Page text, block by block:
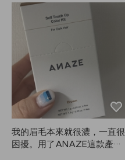
有這款定型噴霧才撐住。因為
是定型噴霧，多少會有點黏，
所以建議大家盡量遠距離噴！
遠距離噴的話幾乎看不出來，
效果也很好。味道也很讚，我
真的超滿意。用過軟款之後，
強烈推薦重要活動或表演時用
硬款！其他定型噴霧也用過不
少，但不論是定型力、香味還
是持久度，ANAZE真的最
棒，哈哈。
我的眉毛本來就很濃，一直很
困擾。用了ANAZE這款產品